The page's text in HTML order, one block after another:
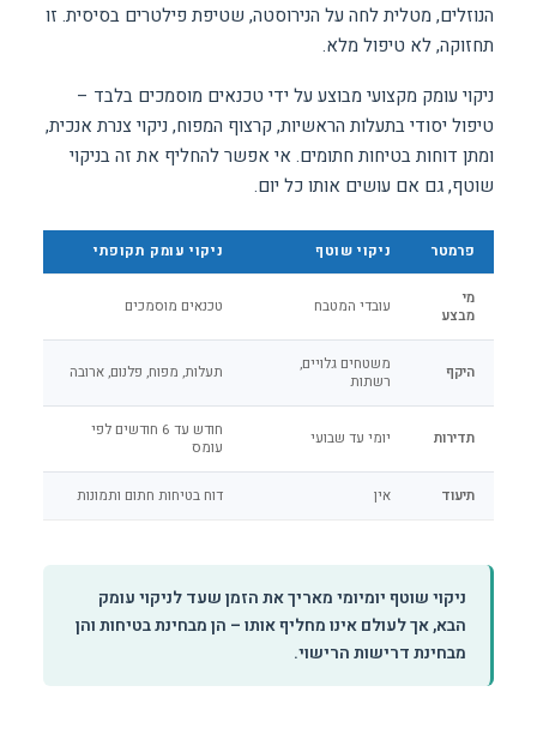
הנוזלים, מטלית לחה על הנירוסטה, שטיפת פילטרים בסיסית. זו
תחזוקה, לא טיפול מלא.
ניקוי עומק מקצועי מבוצע על ידי טכנאים מוסמכים בלבד –
טיפול יסודי בתעלות הראשיות, קרצוף המפוח, ניקוי צנרת אנכית,
ומתן דוחות בטיחות חתומים. אי אפשר להחליף את זה בניקוי
שוטף, גם אם עושים אותו כל יום.
פרמטר ניקוי שוטף ניקוי עומק תקופתי
מי
מבצע
עובדי המטבח טכנאים מוסמכים
היקף
משטחים גלויים,
רשתות
תעלות, מפוח, פלנום, ארובה
תדירות יומי עד שבועי
חודש עד 6 חודשים לפי
עומס
תיעוד אין דוח בטיחות חתום ותמונות
ניקוי שוטף יומיומי מאריך את הזמן שעד לניקוי עומק
הבא, אך לעולם אינו מחליף אותו – הן מבחינת בטיחות והן
מבחינת דרישות הרישוי.